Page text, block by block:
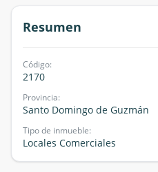
Resumen
Código:
2170
Provincia:
Santo Domingo de Guzmán
Tipo de inmueble:
Locales Comerciales